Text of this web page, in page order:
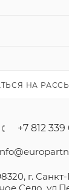
НА
+7 812 339
г.